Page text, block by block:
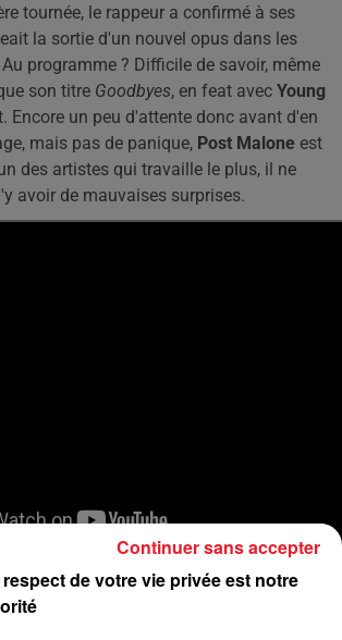
tournée, le rappeur a confirmé à ses
la sortie d'un nouvel opus dans les
programme ? Difficile de savoir, même
son titre Goodbyes, en feat avec Young
Encore un peu d'attente donc avant d'en
mais pas de panique, Post Malone est
des artistes qui travaille le plus, il ne
avoir de mauvaises surprises.
NEWS
respect de votre vie privée est notre
Continuer sans accepter